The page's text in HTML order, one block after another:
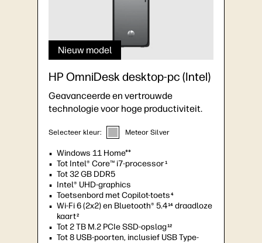
Nieuw model
HP OmniDesk desktop-pc (Intel)
Geavanceerde en vertrouwde
technologie voor hoge productiviteit.
Selecteer kleur: Meteor Silver
Windows 11 Home**
Tot Intel® Core™ i7-processor1
Tot 32 GB DDR5
Intel® UHD-graphics
Toetsenbord met Copilot-toets 4
Wi-Fi 6 (2x2) en Bluetooth® 5.414draadloze
kaart2
Tot 2 TB M.2 PCIe SSD-opslag12
Tot 8 USB-poorten, inclusief USB Type-